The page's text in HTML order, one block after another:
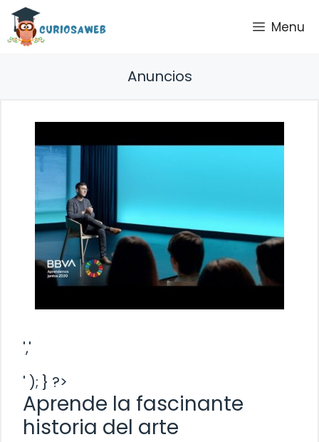
Saltar
contenido
Menu
Anuncios
','
' ); } ?>
Aprende la fascinante
historia del arte